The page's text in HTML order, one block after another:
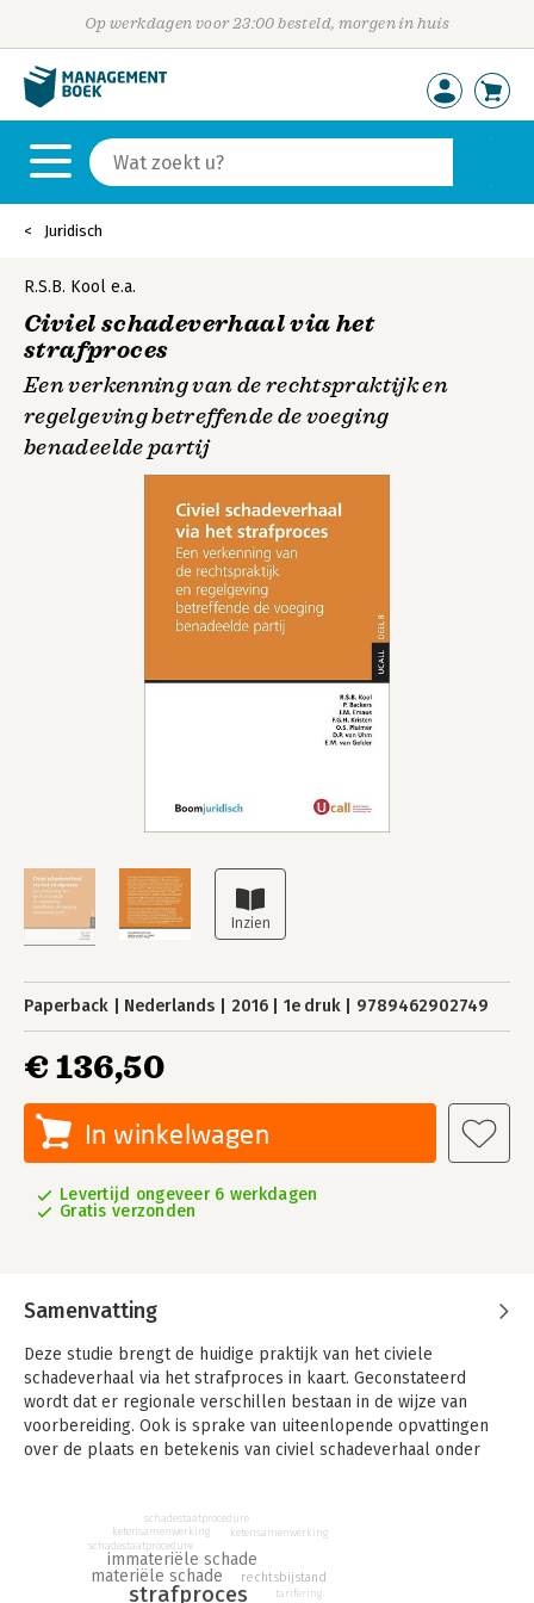
Op werkdagen voor 23:00 besteld, morgen in huis
Juridisch
R.S.B. Kool e.a.
Civiel schadeverhaal via het
strafproces
Een verkenning van de rechtspraktijk en
regelgeving betreffende de voeging
benadeelde partij
Paperback Nederlands 2016 1e druk 9789462902749
€ 136,50
In winkelwagen
Levertijd ongeveer 6 werkdagen
Gratis verzonden
Samenvatting
Deze studie brengt de huidige praktijk van het civiele
schadeverhaal via het strafproces in kaart. Geconstateerd
wordt dat er regionale verschillen bestaan in de wijze van
voorbereiding. Ook is sprake van uiteenlopende opvattingen
over de plaats en betekenis van civiel schadeverhaal onder
Slachtofferhulp Nederland en de advocatuur wordt
aangegeven dat onvoldoende inzicht kan worden verkregen in
de door leden van het Openbaar Ministerie en rechters
gemaakte afwegingen, hetgeen tot onbegrip leidt bij
strafproces
materiële schade
immateriële schade
rechtsbijstand
tarifering
schadestaatprocedure
ketensamenwerking
schadestaatprocedure
ketensamenwerking